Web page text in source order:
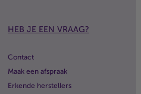
HEB JE EEN VRAAG?
Contact
Maak een afspraak
Erkende herstellers